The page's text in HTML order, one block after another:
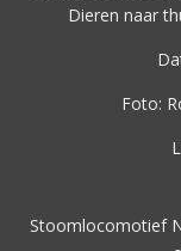
Dieren naar
Foto:
Stoomlocomotief